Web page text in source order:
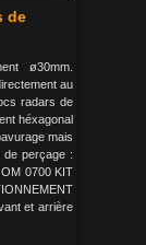
de
ø30mm.
au
radars de
héxagonal
mais
de perçage :
0700 KIT
et arrière